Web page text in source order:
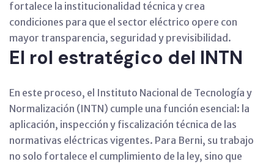
fortalece la institucionalidad técnica y crea
condiciones para que el sector eléctrico opere con
mayor transparencia, seguridad y previsibilidad.
El rol estratégico del INTN
En este proceso, el Instituto Nacional de Tecnología y
Normalización (INTN) cumple una función esencial: la
aplicación, inspección y fiscalización técnica de las
normativas eléctricas vigentes. Para Berni, su trabajo
no solo fortalece el cumplimiento de la ley, sino que